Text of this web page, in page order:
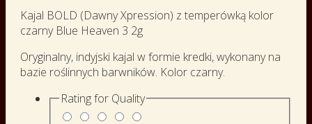
Kajal BOLD (Dawny Xpression) z temperówką kolor
czarny Blue Heaven 3 2g
Oryginalny, indyjski kajal w formie kredki, wykonany na
bazie roślinnych barwników. Kolor czarny.
Rating for Quality